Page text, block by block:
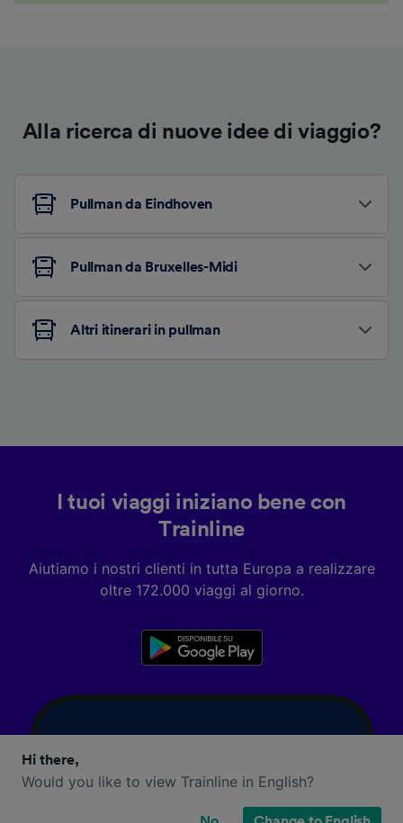
Alla ricerca di nuove idee di viaggio?
Pullman da Eindhoven
Pullman da Bruxelles-Midi
Altri itinerari in pullman
I tuoi viaggi iniziano bene con
Trainline
Aiutiamo i nostri clienti in tutta Europa a realizzare
oltre 172.000 viaggi al giorno.
Hi there,
Would you like to view Trainline in English?